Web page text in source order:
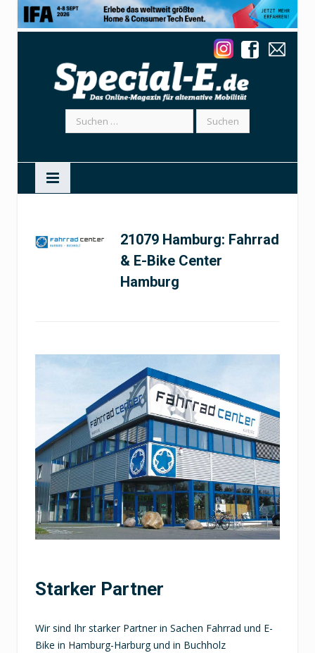
Suchen
nach:
21079 Hamburg: Fahrrad
& E-Bike Center
Hamburg
Starker Partner
Wir sind Ihr starker Partner in Sachen Fahrrad und E-
Bike in Hamburg-Harburg und in Buchholz